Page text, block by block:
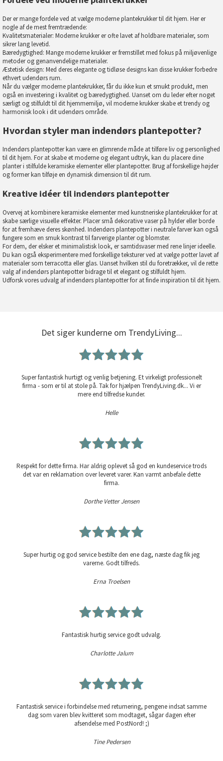
Der er mange fordele ved at vælge moderne plantekrukker til dit hjem. Her er
nogle af de mest fremtrædende:
Kvalitetsmaterialer: Moderne krukker er ofte lavet af holdbare materialer, som
sikrer lang levetid.
Bæredygtighed: Mange moderne krukker er fremstillet med fokus på miljøvenlige
metoder og genanvendelige materialer.
Æstetisk design: Med deres elegante og tidløse designs kan disse krukker forbedre
ethvert udendørs rum.
Når du vælger moderne plantekrukker, får du ikke kun et smukt produkt, men
også en investering i kvalitet og bæredygtighed. Uanset om du leder efter noget
særligt og stilfuldt til dit hjemmemiljø, vil moderne krukker skabe et trendy og
harmonisk look i dit udendørs område.
Hvordan styler man indendørs plantepotter?
Indendørs plantepotter kan være en glimrende måde at tilføre liv og personlighed
til dit hjem. For at skabe et moderne og elegant udtryk, kan du placere dine
planter i stilfulde keramiske elementer eller plantepotter. Brug af forskellige højder
og former kan tilføje en dynamisk dimension til dit rum.
Kreative idéer til indendørs plantepotter
Overvej at kombinere keramiske elementer med kunstneriske plantekrukker for at
skabe særlige visuelle effekter. Placer små dekorative vaser på hylder eller borde
for at fremhæve deres skønhed. Indendørs plantepotter i neutrale farver kan også
fungere som en smuk kontrast til farverige planter og blomster.
For dem, der elsker et minimalistisk look, er samtidsvaser med rene linjer ideelle.
Du kan også eksperimentere med forskellige teksturer ved at vælge potter lavet af
materialer som terracotta eller glas. Uanset hvilken stil du foretrækker, vil de rette
valg af indendørs plantepotter bidrage til et elegant og stilfuldt hjem.
Udforsk vores udvalg af indendørs plantepotter for at finde inspiration til dit hjem.
Det siger kunderne om TrendyLiving...
Super fantastisk hurtigt og venlig betjening. Et virkeligt professionelt
firma - som er til at stole på. Tak for hjælpen TrendyLiving.dk... Vi er
mere end tilfredse kunder.
Helle
Respekt for dette firma. Har aldrig oplevet så god en kundeservice trods
det var en reklamation over leveret varer. Kan varmt anbefale dette
firma.
Dorthe Vetter Jensen
Super hurtig og god service bestilte den ene dag, næste dag fik jeg
varerne. Godt tilfreds.
Erna Troelsen
Fantastisk hurtig service godt udvalg.
Charlotte Jalum
Fantastisk service i forbindelse med returnering, pengene indsat samme
dag som varen blev kvitteret som modtaget, sågar dagen efter
afsendelse med PostNord! ;)
Tine Pedersen